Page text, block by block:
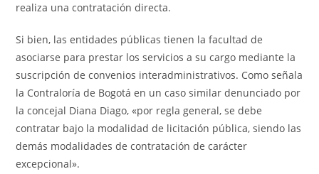
realiza una contratación directa.
Si bien, las entidades públicas tienen la facultad de
asociarse para prestar los servicios a su cargo mediante la
suscripción de convenios interadministrativos. Como señala
la Contraloría de Bogotá en un caso similar denunciado por
la concejal Diana Diago, «por regla general, se debe
contratar bajo la modalidad de licitación pública, siendo las
demás modalidades de contratación de carácter
excepcional».